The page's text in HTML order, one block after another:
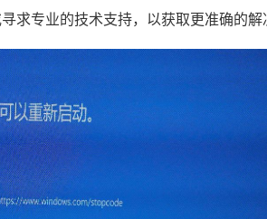
求专业的技术支持，以获取更准确的解